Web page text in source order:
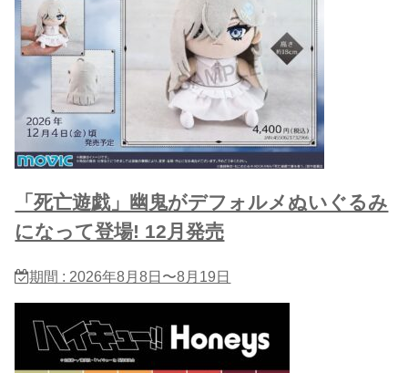
「死亡遊戯」幽鬼がデフォルメぬいぐるみ
になって登場! 12月発売
期間 : 2026年8月8日〜8月19日